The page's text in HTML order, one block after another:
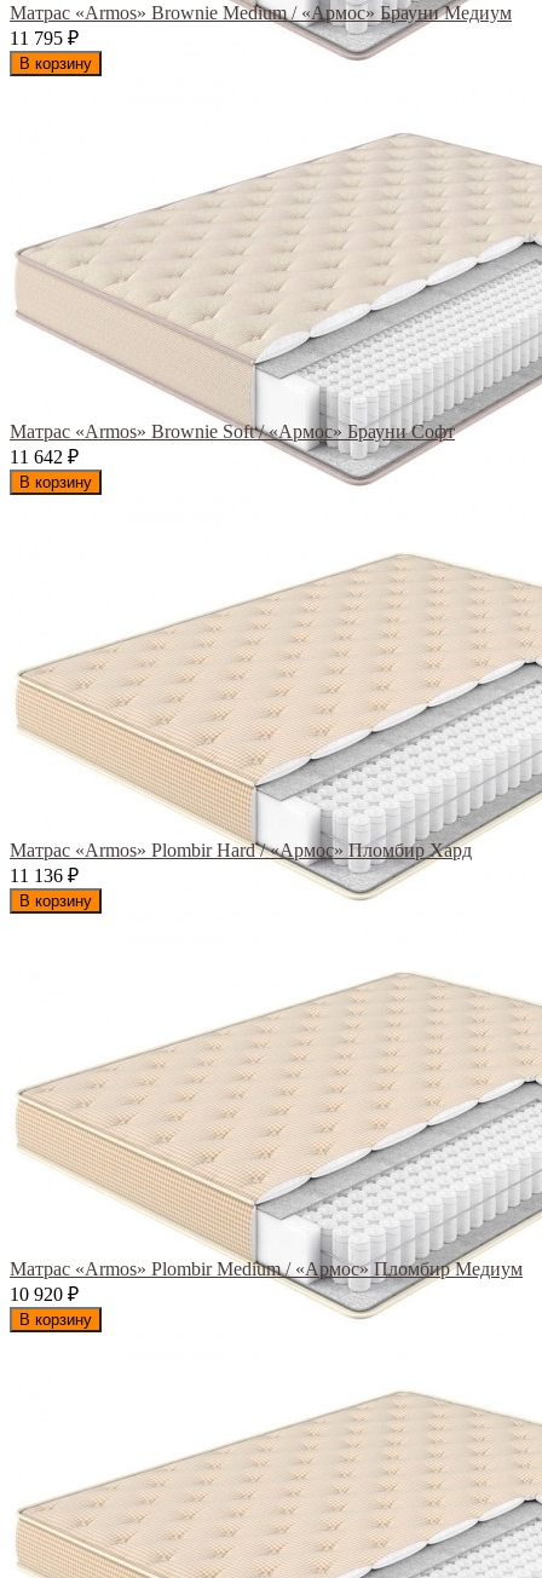
Матрас «Armos» Brownie Medium / «Армос» Брауни Медиум
11 795 ₽
В корзину
Матрас «Armos» Brownie Soft / «Армос» Брауни Софт
11 642 ₽
В корзину
Матрас «Armos» Plombir Hard / «Армос» Пломбир Хард
11 136 ₽
В корзину
Матрас «Armos» Plombir Medium / «Армос» Пломбир Медиум
10 920 ₽
В корзину